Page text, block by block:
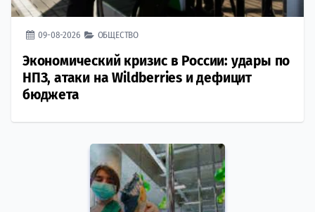
09-08-2026 ОБЩЕСТВО
Экономический кризис в России: удары по
НПЗ, атаки на Wildberries и дефицит
бюджета